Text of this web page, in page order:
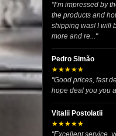
"I’m impressed by
the products and
shipping was! I will
more and re..."
Pedro Simão
★★★★★
"Good prices, fast
hope deal you you
Vitalii Postolatii
★★★★★
"Excellent service,